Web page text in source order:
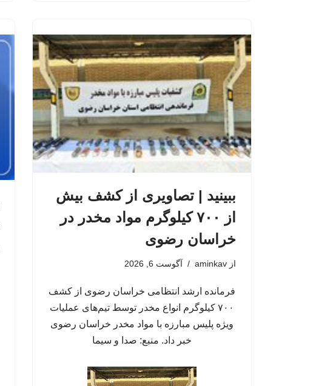
ببینید | تصاویری از کشف بیش
از ۷۰۰ کیلوگرم مواد مخدر در
خراسان رضوی
از aminkav آگوست 6, 2026
فرمانده ارشد انتظامی خراسان رضوی از کشف
۷۰۰ کیلوگرم انواع مخدر توسط تیم‌های عملیات
ویژه پلیس مبارزه با مواد مخدر خراسان رضوی
خبر داد. منبع: صدا و سیما